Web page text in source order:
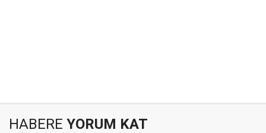
HABERE YORUM KAT